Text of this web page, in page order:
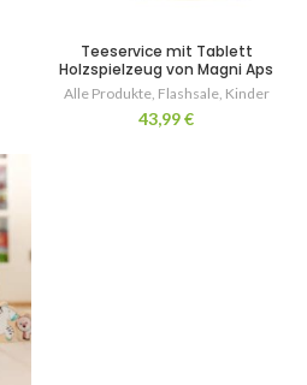
Teeservice mit Tablett
Holzspielzeug von Magni Aps
Alle Produkte, Flashsale, Kinder
43,99€